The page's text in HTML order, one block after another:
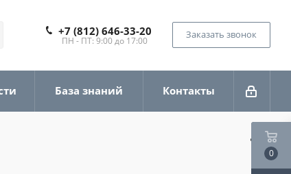
+7 (812) 646-33-20
ПН - ПТ: 9:00 до 17:00
Заказать звонок
База знаний Контакты
0